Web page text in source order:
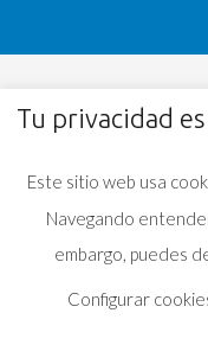
Tu privacidad
Este sitio web usa
Navegando
embargo, puedes
Configurar